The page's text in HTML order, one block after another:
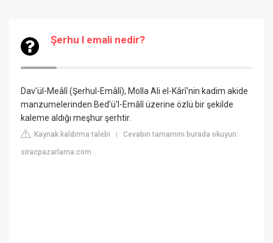
Şerhu l emali nedir?
Dav'ül-Meâlî (Şerhul-Emâlî), Molla Ali el-Kârî'nin kadim akide
manzumelerinden Bed'ü'l-Emâlî üzerine özlü bir şekilde
kaleme aldığı meşhur şerhtir.
Kaynak kaldırma talebi |Cevabın tamamını burada okuyun:
siracpazarlama.com